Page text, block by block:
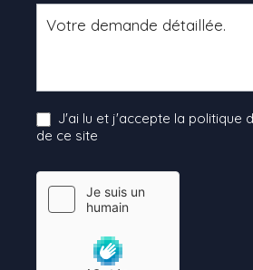
J'ai lu et j'accepte la politique
de ce site